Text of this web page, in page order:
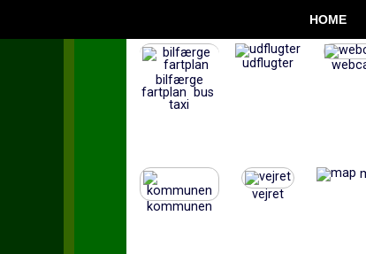
HOME
bilfærge
fartplan bus
taxi
udflugter
kommunen
vejret